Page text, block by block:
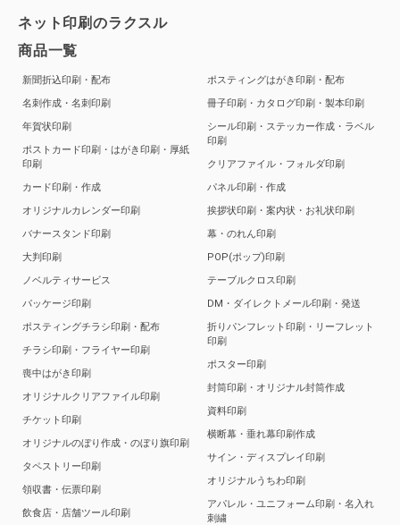
ネット印刷のラクスル
商品一覧
新聞折込印刷・配布
名刺作成・名刺印刷
年賀状印刷
ポストカード印刷・はがき印刷・厚紙
印刷
カード印刷・作成
オリジナルカレンダー印刷
バナースタンド印刷
大判印刷
ノベルティサービス
パッケージ印刷
ポスティングチラシ印刷・配布
チラシ印刷・フライヤー印刷
喪中はがき印刷
オリジナルクリアファイル印刷
チケット印刷
オリジナルのぼり作成・のぼり旗印刷
タペストリー印刷
領収書・伝票印刷
飲食店・店舗ツール印刷
ポスティングはがき印刷・配布
冊子印刷・カタログ印刷・製本印刷
シール印刷・ステッカー作成・ラベル
印刷
クリアファイル・フォルダ印刷
パネル印刷・作成
挨拶状印刷・案内状・お礼状印刷
幕・のれん印刷
POP(ポップ)印刷
テーブルクロス印刷
DM・ダイレクトメール印刷・発送
折りパンフレット印刷・リーフレット
印刷
ポスター印刷
封筒印刷・オリジナル封筒作成
資料印刷
横断幕・垂れ幕印刷作成
サイン・ディスプレイ印刷
オリジナルうちわ印刷
アパレル・ユニフォーム印刷・名入れ
刺繍